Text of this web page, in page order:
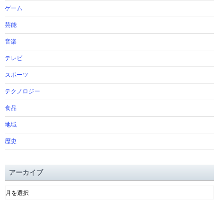
ゲーム
芸能
音楽
テレビ
スポーツ
テクノロジー
食品
地域
歴史
アーカイブ
ア
ー